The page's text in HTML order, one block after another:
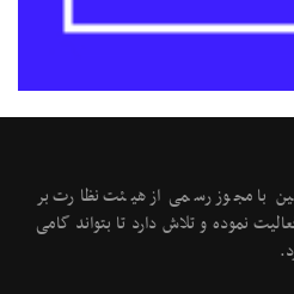
با مجوز رسمی از هیئت نظارت بر
نموده و تلاش دارد تا بتواند گامی